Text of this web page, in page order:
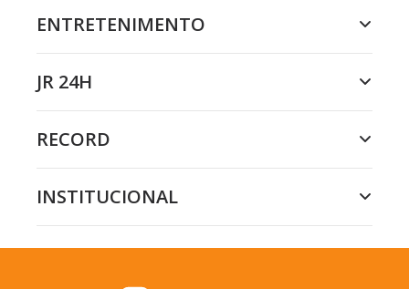
ENTRETENIMENTO
JR 24H
RECORD
INSTITUCIONAL